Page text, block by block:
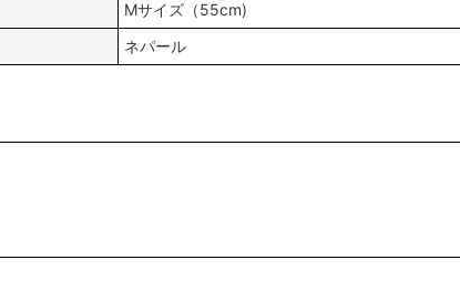
Mサイズ（55cm)
ネパール